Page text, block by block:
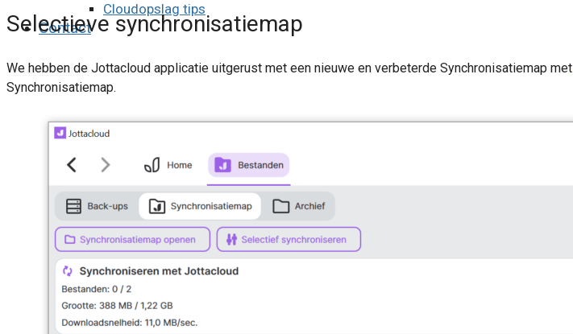
Cloudopslag tips
Contact
aanmelden
Selectieve synchronisatiemap
We hebben de Jottacloud applicatie uitgerust met een nieuwe en verbeterde Synchronisatiemap met
Synchronisatiemap.